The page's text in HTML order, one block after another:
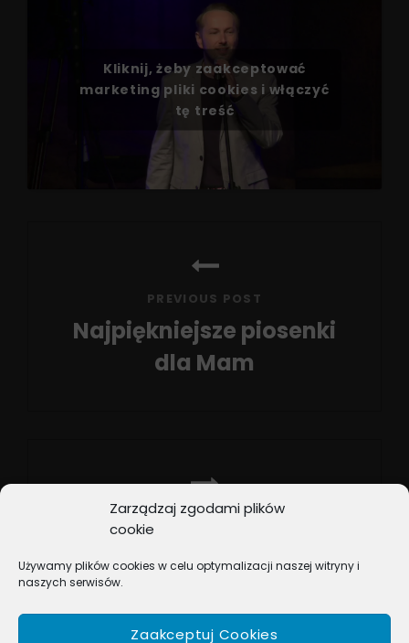
Zarządzaj zgodami plików
cookie
Używamy plików cookies w celu optymalizacji naszej witryny i
naszych serwisów.
Zaakceptuj Cookies
Kliknij, żeby zaakceptować
marketing pliki cookies i włączyć
tę treść
PREVIOUS POST
Najpiękniejsze piosenki
dla Mam
NEXT POST
Mam